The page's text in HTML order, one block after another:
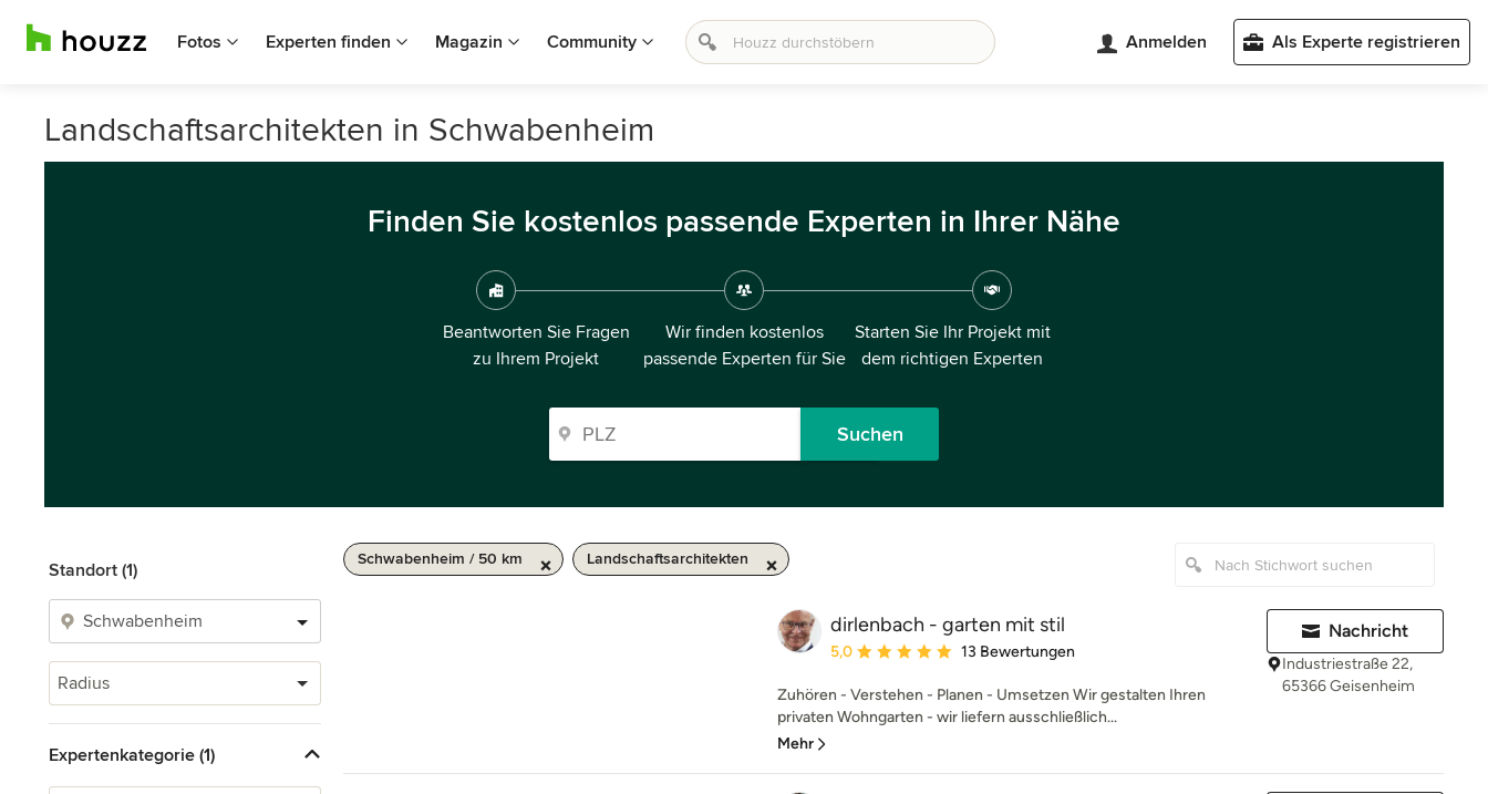
Fotos Experten finden Magazin Community Anmelden Als Experte registrieren
Landschaftsarchitekten in Schwabenheim
Finden Sie kostenlos passende Experten in Ihrer Nähe
Beantworten Sie Fragen
zu Ihrem Projekt
Wir finden kostenlos
passende Experten für Sie
Starten Sie Ihr Projekt mit
dem richtigen Experten
Suchen
Standort (1)
Radius
Expertenkategorie (1)
Schwabenheim / 50 km Landschaftsarchitekten
dirlenbach - garten mit stil
Durchschnittliche Bewertung: 5 von 5 Sternen
5,0 13 Bewertungen
Zuhören - Verstehen - Planen - Umsetzen Wir gestalten Ihren
privaten Wohngarten - wir liefern ausschließlich...
Mehr
Nachricht
Industriestraße 22,
65366 Geisenheim